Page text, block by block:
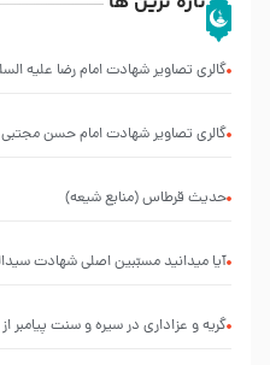
گالری تصاویر شهادت امام رضا علیه
گالری تصاویر شهادت امام حسن مجتبی
حدیث قرطاس (منابع شیعه)
آیا میدانید مسبّبین اصلی شهادت
گریه و عزاداری در سیره و سنت پیامبر